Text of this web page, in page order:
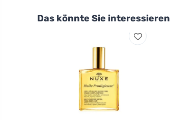
Das könnte Sie interessieren